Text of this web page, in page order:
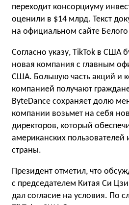
переходит консорциуму
оценили в $14 млрд. Текст
на официальном сайте
Согласно указу, TikTok в США
новая компания с главным
США. Большую часть акций и
компанией получают
ByteDance сохраняет долю
компании возьмет на себя
директоров, который
американских пользователей
страны.
Президент отметил, что
с председателем Китая Си
дал согласие на условия. По